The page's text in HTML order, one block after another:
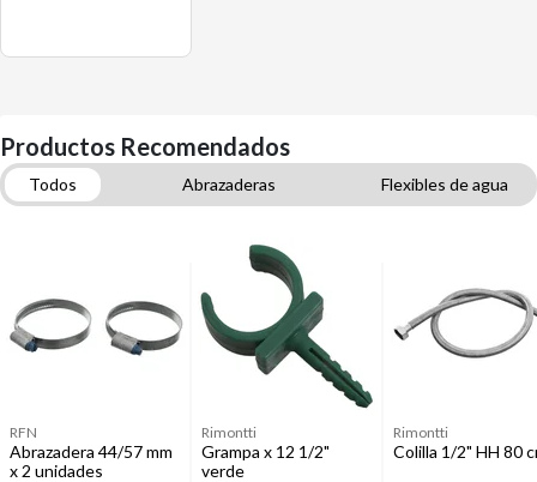
Productos Recomendados
Todos Abrazaderas
Flexibles de agua
Teflones y selladores de agua y gas
Grifería para lavadero
RFN
Abrazadera 44/57 mm
x 2 unidades
Rimontti
Grampa x 12 1/2"
verde
Rimontti
Colilla 1/2" HH 80